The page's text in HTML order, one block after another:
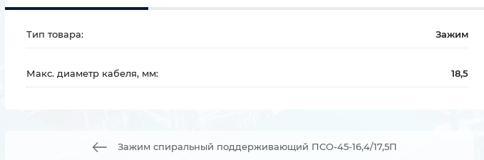
Тип товара: Зажим
Макс. диаметр кабеля, мм: 18,5
Зажим спиральный поддерживающий ПСО-45-16,4/17,5П